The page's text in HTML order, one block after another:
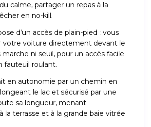
calme, partager un repas à la
en no-kill.
d’un accès de plain-pied : vous
votre voiture directement devant le
marche ni seuil, pour un accès facile
fauteuil roulant.
en autonomie par un chemin en
le lac et sécurisé par une
sa longueur, menant
la terrasse et à la grande baie vitrée